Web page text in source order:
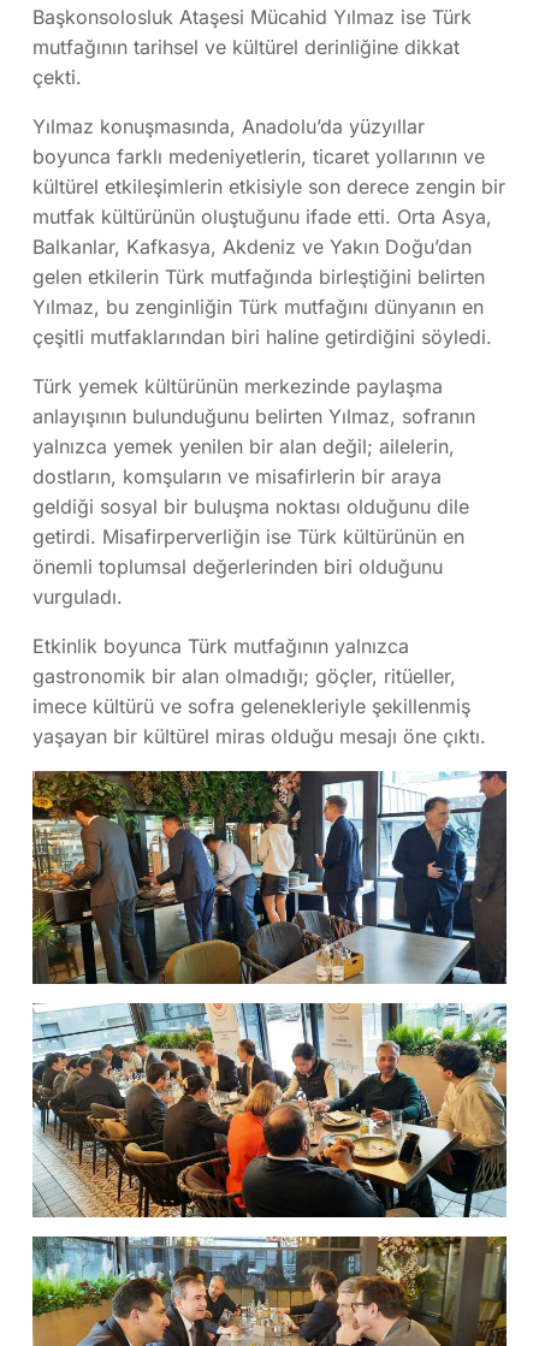
Başkonsolosluk Ataşesi Mücahid Yılmaz ise Türk
mutfağının tarihsel ve kültürel derinliğine dikkat
çekti.
Yılmaz konuşmasında, Anadolu’da yüzyıllar
boyunca farklı medeniyetlerin, ticaret yollarının ve
kültürel etkileşimlerin etkisiyle son derece zengin bir
mutfak kültürünün oluştuğunu ifade etti. Orta Asya,
Balkanlar, Kafkasya, Akdeniz ve Yakın Doğu’dan
gelen etkilerin Türk mutfağında birleştiğini belirten
Yılmaz, bu zenginliğin Türk mutfağını dünyanın en
çeşitli mutfaklarından biri haline getirdiğini söyledi.
Türk yemek kültürünün merkezinde paylaşma
anlayışının bulunduğunu belirten Yılmaz, sofranın
yalnızca yemek yenilen bir alan değil; ailelerin,
dostların, komşuların ve misafirlerin bir araya
geldiği sosyal bir buluşma noktası olduğunu dile
getirdi. Misafirperverliğin ise Türk kültürünün en
önemli toplumsal değerlerinden biri olduğunu
vurguladı.
Etkinlik boyunca Türk mutfağının yalnızca
gastronomik bir alan olmadığı; göçler, ritüeller,
imece kültürü ve sofra gelenekleriyle şekillenmiş
yaşayan bir kültürel miras olduğu mesajı öne çıktı.